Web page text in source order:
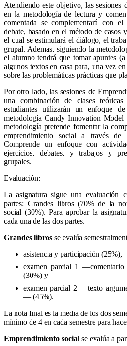
Atendiendo este objetivo, las sesiones
en la metodología de lectura y
comentada se complementará con
debate, basado en el método de casos
el cual se estimulará el diálogo, el
grupal. Además, siguiendo la
el alumno tendrá que tomar apuntes
algunos textos en casa para, una vez
sobre las problemáticas prácticas que
Por otro lado, las sesiones de
una combinación de clases
estudiantes utilizarán un enfoque
metodología Candy Innovation Model
metodología pretende fomentar la
emprendimiento social a través de
Comprende un enfoque con
ejercicios, debates, y trabajos y
grupales.
Evaluación:
La asignatura sigue una evaluación
partes: Grandes libros (70% de la
social (30%). Para aprobar la
cada una de las dos partes.
Grandes libros se evalúa
asistencia y participación (25%),
examen parcial 1
(30%) y
examen parcial 2 —texto
— (45%).
La nota final es la media de los dos
mínimo de 4 en cada semestre para
Emprendimiento social se evalúa a